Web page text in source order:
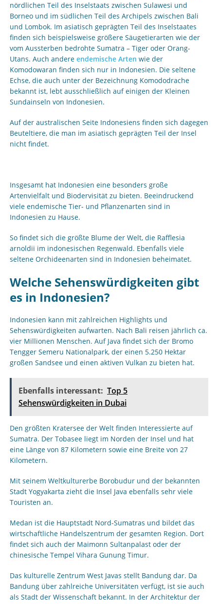
nördlichen Teil des Inselstaats zwischen Sulawesi und
Borneo und im südlichen Teil des Archipels zwischen Bali
und Lombok. Im asiatisch geprägten Teil des Inselstaates
finden sich beispielsweise größere Säugetierarten wie der
vom Aussterben bedrohte Sumatra – Tiger oder Orang-
Utans. Auch andere endemische Arten wie der
Komodowaran finden sich nur in Indonesien. Die seltene
Echse, die auch unter der Bezeichnung Komododrache
bekannt ist, lebt ausschließlich auf einigen der Kleinen
Sundainseln von Indonesien.
Auf der australischen Seite Indonesiens finden sich dagegen
Beuteltiere, die man im asiatisch geprägten Teil der Insel
nicht findet.
Insgesamt hat Indonesien eine besonders große
Artenvielfalt und Biodervisität zu bieten. Beeindruckend
viele endemische Tier- und Pflanzenarten sind in
Indonesien zu Hause.
So findet sich die größte Blume der Welt, die Rafflesia
arnoldii im indonesischen Regenwald. Ebenfalls viele
seltene Orchideenarten sind in Indonesien beheimatet.
Welche Sehenswürdigkeiten gibt
es in Indonesien?
Indonesien kann mit zahlreichen Highlights und
Sehenswürdigkeiten aufwarten. Nach Bali reisen jährlich ca.
vier Millionen Menschen. Auf Java findet sich der Bromo
Tengger Semeru Nationalpark, der einen 5.250 Hektar
großen Sandsee und einen aktiven Vulkan zu bieten hat.
Ebenfalls interessant: Top 5
Sehenswürdigkeiten in Dubai
Den größten Kratersee der Welt finden Interessierte auf
Sumatra. Der Tobasee liegt im Norden der Insel und hat
eine Länge von 87 Kilometern sowie eine Breite von 27
Kilometern.
Mit seinem Weltkulturerbe Borobudur und der bekannten
Stadt Yogyakarta zieht die Insel Java ebenfalls sehr viele
Touristen an.
Medan ist die Hauptstadt Nord-Sumatras und bildet das
wirtschaftliche Handelszentrum der gesamten Region. Dort
findet sich auch der Maimonn Sultanpalast oder der
chinesische Tempel Vihara Gunung Timur.
Das kulturelle Zentrum West Javas stellt Bandung dar. Da
Bandung über zahlreiche Universitäten verfügt, ist sie auch
als Stadt der Wissenschaft bekannt. In der Architektur der